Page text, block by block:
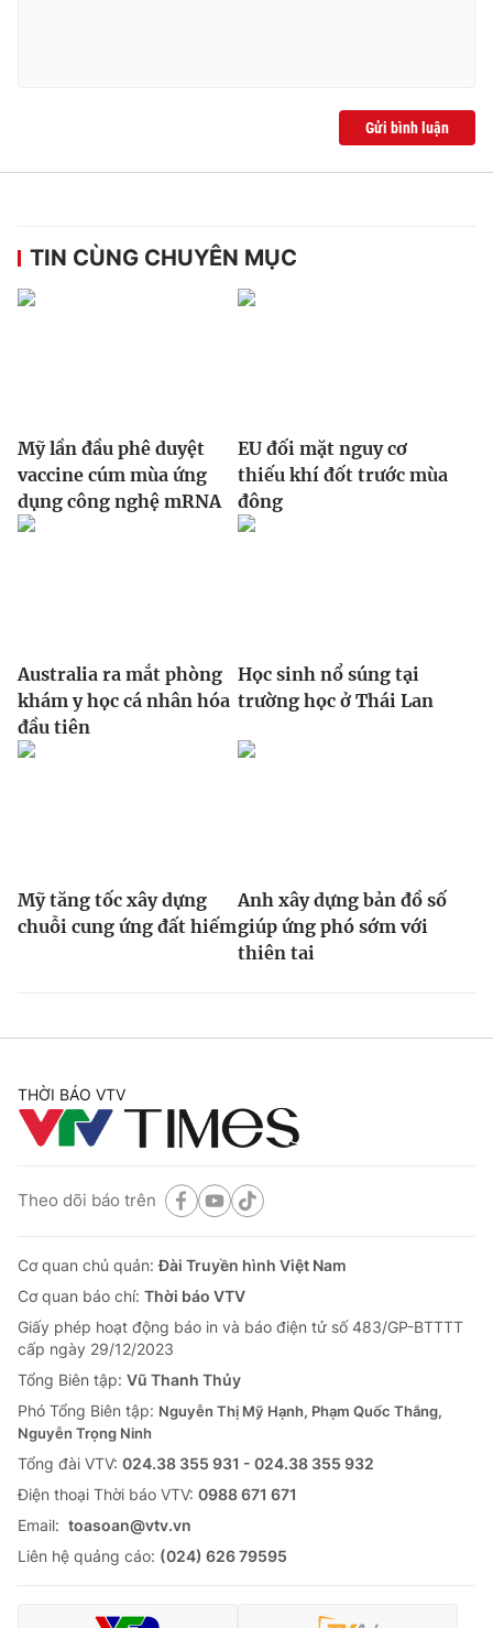
Gửi bình luận
TIN CÙNG CHUYÊN MỤC
Mỹ lần đầu phê duyệt
vaccine cúm mùa ứng
dụng công nghệ mRNA
EU đối mặt nguy cơ
thiếu khí đốt trước mùa
đông
Australia ra mắt phòng
khám y học cá nhân hóa
đầu tiên
Học sinh nổ súng tại
trường học ở Thái Lan
Mỹ tăng tốc xây dựng
chuỗi cung ứng đất hiếm
Anh xây dựng bản đồ số
giúp ứng phó sớm với
thiên tai
THỜI BÁO VTV
Theo dõi báo trên
Cơ quan chủ quản:Đài Truyền hình Việt Nam
Cơ quan báo chí: Thời báo VTV
Giấy phép hoạt động báo in và báo điện tử số 483/GP-BTTTT
cấp ngày 29/12/2023
Tổng Biên tập: Vũ Thanh Thủy
Phó Tổng Biên tập: Nguyễn Thị Mỹ Hạnh, Phạm Quốc Thắng,
Nguyễn Trọng Ninh
Tổng đài VTV: 024.38 355 931 - 024.38 355 932
Ðiện thoại Thời báo VTV: 0988 671 671
Email: toasoan@vtv.vn
Liên hệ quảng cáo: (024) 626 79595